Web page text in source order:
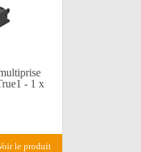
- 1 x
voir le produit